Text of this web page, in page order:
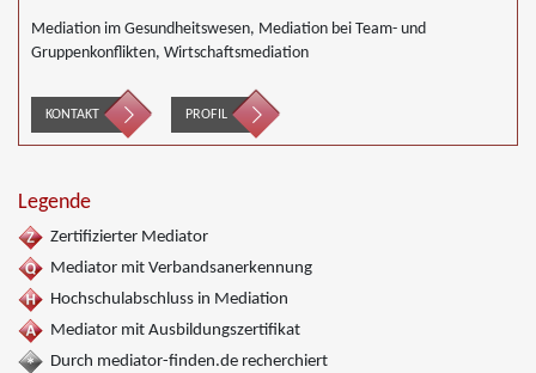
Mediation im Gesundheitswesen, Mediation bei Team- und
Gruppenkonflikten, Wirtschaftsmediation
KONTAKT PROFIL
Legende
Zertifizierter Mediator
Mediator mit Verbandsanerkennung
Hochschulabschluss in Mediation
Mediator mit Ausbildungszertifikat
Durch mediator-finden.de recherchiert